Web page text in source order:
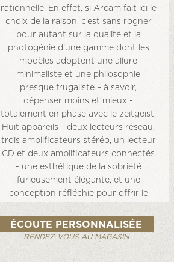
rationnelle. En effet, si Arcam fait ici le
choix de la raison, c’est sans rogner
pour autant sur la qualité et la
photogénie d’une gamme dont les
modèles adoptent une allure
minimaliste et une philosophie
presque frugaliste – à savoir,
dépenser moins et mieux -
totalement en phase avec le zeitgeist.
Huit appareils - deux lecteurs réseau,
trois amplificateurs stéréo, un lecteur
CD et deux amplificateurs connectés
- une esthétique de la sobriété
furieusement élégante, et une
conception réfléchie pour offrir le
meilleur, sans ruiner son acquéreur.
Car si les modèles Radia font haro sur
les fioritures - hormis un délicat liséré
jaune pâle, trait d’esprit lumineux
disséminé ça et là sur leurs châssis en
ÉCOUTE PERSONNALISÉE
RENDEZ-VOUS AU MAGASIN